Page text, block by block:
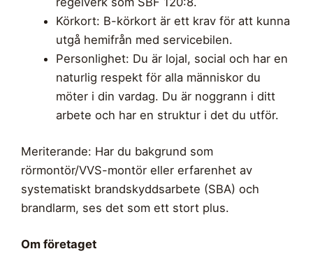
Körkort: B-körkort är ett krav för att kunna
utgå hemifrån med servicebilen.
Personlighet: Du är lojal, social och har en
naturlig respekt för alla människor du
möter i din vardag. Du är noggrann i ditt
arbete och har en struktur i det du utför.
Meriterande: Har du bakgrund som
rörmontör/VVS-montör eller erfarenhet av
systematiskt brandskyddsarbete (SBA) och
brandlarm, ses det som ett stort plus.
Om företaget